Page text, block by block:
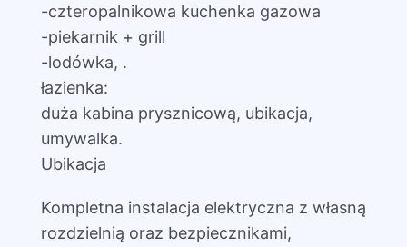
-czteropalnikowa kuchenka gazowa
-piekarnik + grill
-lodówka, .
łazienka:
duża kabina prysznicową, ubikacja,
umywalka.
Ubikacja
Kompletna instalacja elektryczna z własną
rozdzielnią oraz bezpiecznikami,